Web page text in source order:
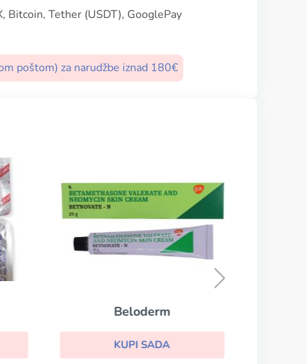
Bitcoin, Tether (USDT), GooglePay
poštom) za narudžbe iznad 180€
Beloderm
KUPI SADA